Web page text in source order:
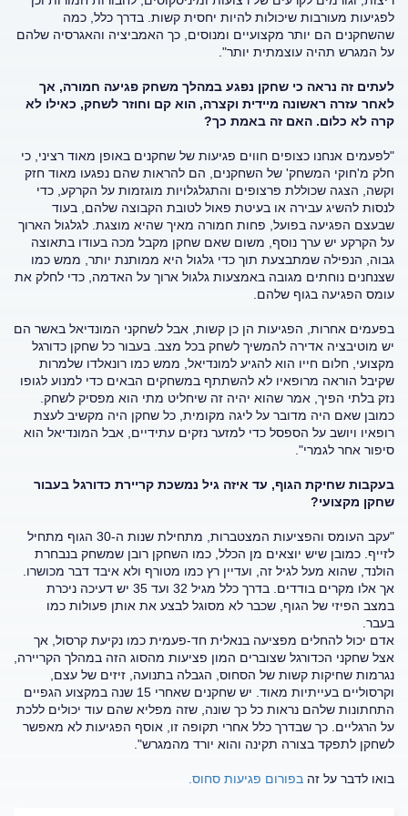
לפגיעות מעורבות שיכולות להיות יחסית קשות. בדרך כלל, כמה
שהשחקנים הם יותר מקצועיים ומנוסים, כך האמביציה והאגרסיה שלהם
על המגרש תהיה עוצמתית יותר".
לעתים זה נראה כי שחקן נפגע במהלך משחק פגיעה חמורה, אך
לאחר עזרה ראשונה מיידית וקצרה, הוא קם וחוזר לשחק, כאילו לא
קרה לא כלום. האם זה באמת כך?
"לפעמים אנחנו כצופים חווים פגיעות של שחקנים באופן מאוד רציני, כי
חלק מ'חוקי המשחק' של השחקנים, הם להראות שהם נפגעו מאוד חזק
וקשה, הצגה שכוללת פרצופים והתגלגלויות מוגזמות על הקרקע, כדי
לנסות להשיג עבירה או בעיטת פאול לטובת הקבוצה שלהם, בעוד
שבעצם הפגיעה בפועל, פחות חמורה מאיך שהיא מוצגת. לגלגול הארוך
על הקרקע יש ערך נוסף, משום שאם שחקן מקבל מכה בעודו בתאוצה
גבוה, הנפילה שמתבצעת תוך כדי גלגול היא ממותנת יותר, ממש כמו
שצנחנים נוחתים מגובה באמצעות גלגול ארוך על האדמה, כדי לחלק את
עומס הפגיעה בגוף שלהם.
בפעמים אחרות, הפגיעות הן כן קשות, אבל לשחקני המונדיאל באשר הם
יש מוטיבציה אדירה להמשיך לשחק בכל מצב. בעבור כל שחקן כדורגל
מקצועי, חלום חייו הוא להגיע למונדיאל, ממש כמו רונאלדו שלמרות
שקיבל הוראה מרופאיו לא להשתתף במשחקים הבאים כדי למנוע לגופו
נזק בלתי הפיך, אמר שהוא יהיה זה שיחליט מתי הוא מפסיק לשחק.
כמובן שאם היה מדובר על ליגה מקומית, כל שחקן היה מקשיב לעצת
רופאיו ויושב על הספסל כדי למזער נזקים עתידיים, אבל המונדיאל הוא
סיפור אחר לגמרי".
בעקבות שחיקת הגוף, עד איזה גיל נמשכת קריירת כדורגל בעבור
שחקן מקצועי?
"עקב העומס והפציעות המצטברות, מתחילת שנות ה-30 הגוף מתחיל
לזייף. כמובן שיש יוצאים מן הכלל, כמו השחקן רובן שמשחק בנבחרת
הולנד, שהוא מעל לגיל זה, ועדיין רץ כמו מטורף ולא איבד דבר מכושרו.
אך אלו מקרים בודדים. בדרך כלל מגיל 32 ועד 35 יש דעיכה ניכרת
במצב הפיזי של הגוף, שכבר לא מסוגל לבצע את אותן פעולות כמו
בעבר.
אדם יכול להחלים מפציעה בנאלית חד-פעמית כמו נקיעת קרסול, אך
אצל שחקני הכדורגל שצוברים המון פציעות מהסוג הזה במהלך הקריירה,
נגרמות שחיקות קשות של הסחוס, הגבלה בתנועה, זיזים של עצם,
וקרסוליים בעייתיות מאוד. יש שחקנים שאחרי 15 שנה במקצוע הגפיים
התחתונות שלהם נראות כל כך שונה, שזה מפליא שהם עוד יכולים ללכת
על הרגליים. כך שבדרך כלל אחרי תקופה זו, אוסף הפגיעות לא מאפשר
לשחקן לתפקד בצורה תקינה והוא יורד מהמגרש".
בואו לדבר על זה בפורום פגיעות סחוס.